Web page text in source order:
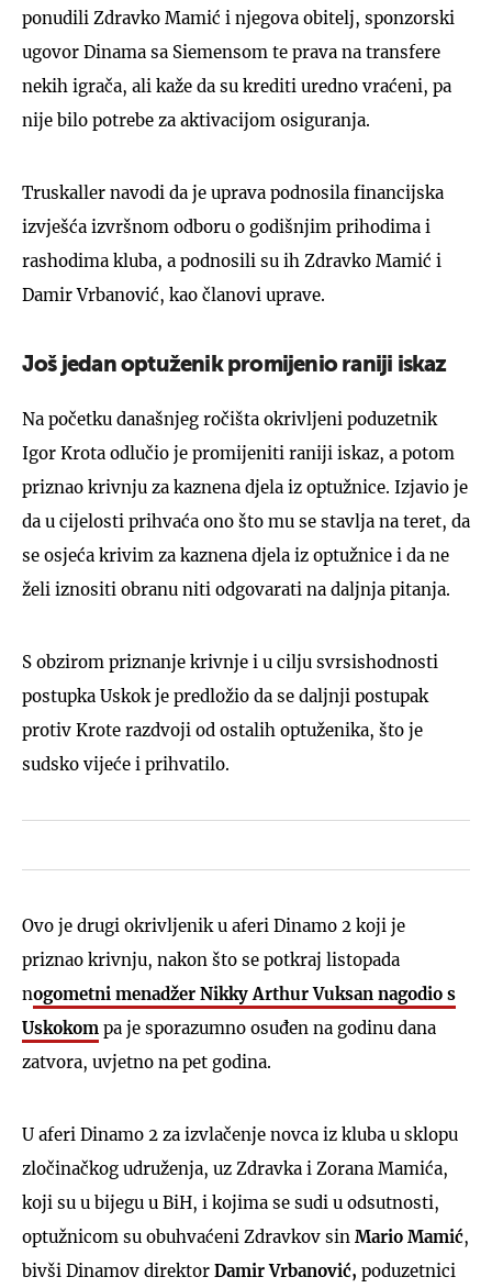
ponudili Zdravko Mamić i njegova obitelj, sponzorski
ugovor Dinama sa Siemensom te prava na transfere
nekih igrača, ali kaže da su krediti uredno vraćeni, pa
nije bilo potrebe za aktivacijom osiguranja.
Truskaller navodi da je uprava podnosila financijska
izvješća izvršnom odboru o godišnjim prihodima i
rashodima kluba, a podnosili su ih Zdravko Mamić i
Damir Vrbanović, kao članovi uprave.
Još jedan optuženik promijenio raniji iskaz
Na početku današnjeg ročišta okrivljeni poduzetnik
Igor Krota odlučio je promijeniti raniji iskaz, a potom
priznao krivnju za kaznena djela iz optužnice. Izjavio je
da u cijelosti prihvaća ono što mu se stavlja na teret, da
se osjeća krivim za kaznena djela iz optužnice i da ne
želi iznositi obranu niti odgovarati na daljnja pitanja.
S obzirom priznanje krivnje i u cilju svrsishodnosti
postupka Uskok je predložio da se daljnji postupak
protiv Krote razdvoji od ostalih optuženika, što je
sudsko vijeće i prihvatilo.
Ovo je drugi okrivljenik u aferi Dinamo 2 koji je
priznao krivnju, nakon što se potkraj listopada
nogometni menadžer Nikky Arthur Vuksan nagodio s
Uskokom pa je sporazumno osuđen na godinu dana
zatvora, uvjetno na pet godina.
U aferi Dinamo 2 za izvlačenje novca iz kluba u sklopu
zločinačkog udruženja, uz Zdravka i Zorana Mamića,
koji su u bijegu u BiH, i kojima se sudi u odsutnosti,
optužnicom su obuhvaćeni Zdravkov sin Mario Mamić,
bivši Dinamov direktor Damir Vrbanović, poduzetnici